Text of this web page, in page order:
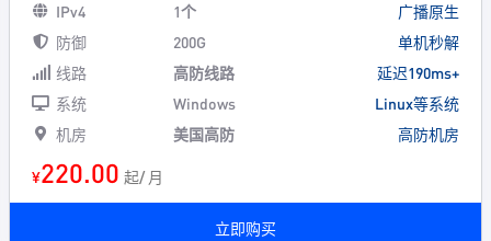
IPv4
1个
广播原生
防御
200G
单机秒解
线路
高防线路
延迟190ms+
系统
Windows
Linux等系统
机房
美国高防 高防机房
¥220.00 起/ 月
立即购买